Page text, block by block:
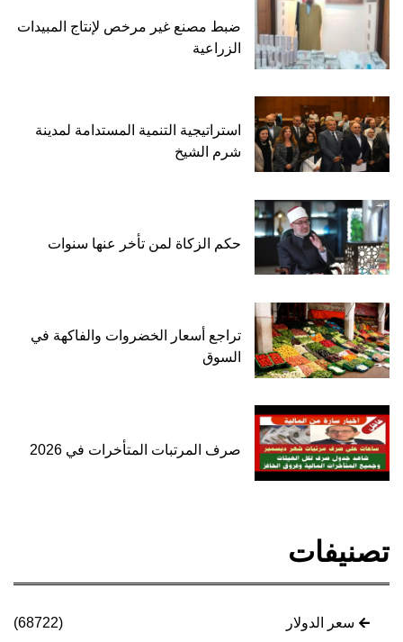
ضبط مصنع غير مرخص لإنتاج المبيدات
الزراعية
استراتيجية التنمية المستدامة لمدينة
شرم الشيخ
حكم الزكاة لمن تأخر عنها سنوات
تراجع أسعار الخضروات والفاكهة في
السوق
صرف المرتبات المتأخرات في 2026
تصنيفات
سعر الدولار (68722)